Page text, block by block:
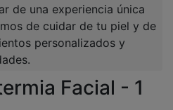
de una experiencia única
de cuidar de tu piel y de
personalizados y
Facial - 1